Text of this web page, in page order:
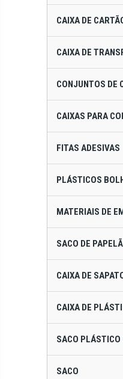
CAIXA DE
CAIXA DE
CONJUNTOS DE
CAIXAS PARA
FITAS ADESIVAS
PLÁSTICOS
MATERIAIS DE
SACO DE
CAIXA DE
CAIXA DE
SACO PLÁSTICO
SACO